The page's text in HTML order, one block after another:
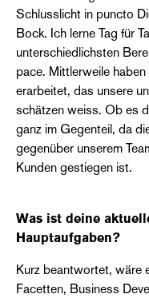
Schlusslicht in puncto
Bock. Ich lerne Tag für
unterschiedlichsten
pace. Mittlerweile
erarbeitet, das unsere
schätzen weiss. Ob es
ganz im Gegenteil, da
gegenüber unserem
Kunden gestiegen ist.
Was ist deine
Hauptaufgaben?
Kurz beantwortet, wäre
Facetten, Business